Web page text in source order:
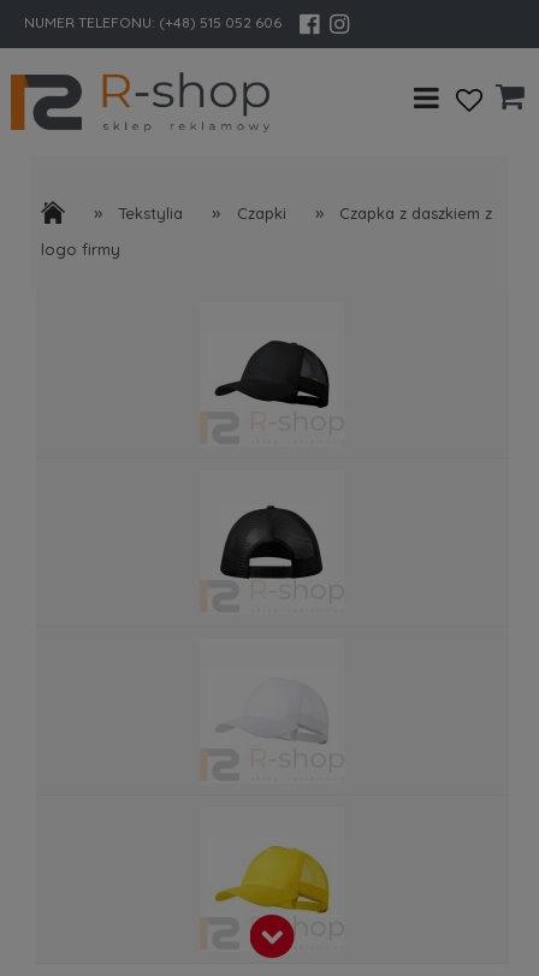
NUMER TELEFONU: (+48) 515 052 606
» Tekstylia » Czapki »
Czapka z daszkiem z
logo firmy